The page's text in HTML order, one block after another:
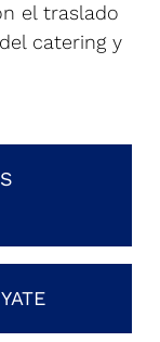
el traslado
catering y